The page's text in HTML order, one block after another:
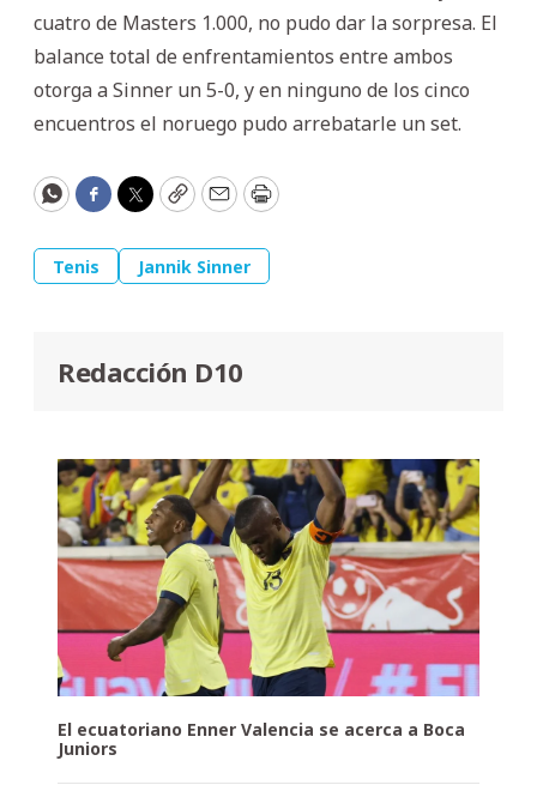
cuatro de Masters 1.000, no pudo dar la sorpresa. El
balance total de enfrentamientos entre ambos
otorga a Sinner un 5-0, y en ninguno de los cinco
encuentros el noruego pudo arrebatarle un set.
WhatsApp
Facebook
Twitter
CopyEmailPrint
Tenis Jannik Sinner
Redacción D10
El ecuatoriano Enner Valencia se acerca a Boca
Juniors